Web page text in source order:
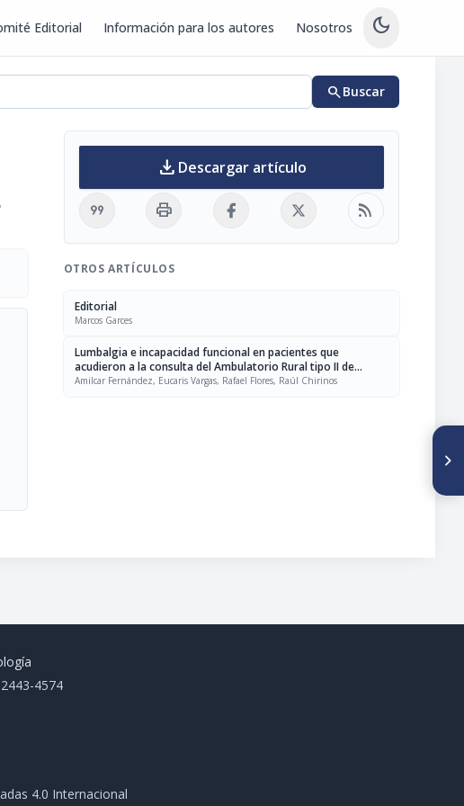
Editorial Información para los autores Nosotros dark_mode
searchBuscar
download Descargar artículo
format_quote print rss_feed
OTROS ARTÍCULOS
Editorial
Marcos Garces
Lumbalgia e incapacidad funcional en pacientes que
acudieron a la consulta del Ambulatorio Rural tipo II de
Chirgua: enero - diciembre 2011
Amilcar Fernández, Eucaris Vargas, Rafael Flores, Raúl Chirinos
4574
4.0 Internacional